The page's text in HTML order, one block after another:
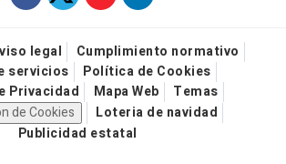
legal
Cumplimiento normativo
servicios
Política de Cookies
Privacidad
Mapa Web
Temas
de Cookies
Loteria de navidad
Publicidad estatal